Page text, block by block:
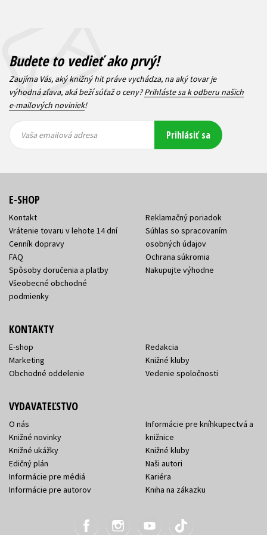
Budete to vedieť ako prvý!
Zaujíma Vás, aký knižný hit práve vychádza, na aký tovar je
výhodná zľava, aká beží súťaž o ceny?Prihláste sa k odberu našich
e-mailových noviniek!
emailová
emailová
Vaša emailová adresa Prihlásiť sa
E-SHOP
Kontakt
Vrátenie tovaru v lehote 14 dní
Cenník dopravy
FAQ
Spôsoby doručenia a platby
Všeobecné obchodné
podmienky
Reklamačný poriadok
Súhlas so spracovaním
osobných údajov
Ochrana súkromia
Nakupujte výhodne
KONTAKTY
E-shop
Marketing
Obchodné oddelenie
Redakcia
Knižné kluby
Vedenie spoločnosti
VYDAVATEĽSTVO
O nás
Knižné novinky
Knižné ukážky
Edičný plán
Informácie pre médiá
Informácie pre autorov
Informácie pre kníhkupectvá a
knižnice
Knižné kluby
Naši autori
Kariéra
Kniha na zákazku